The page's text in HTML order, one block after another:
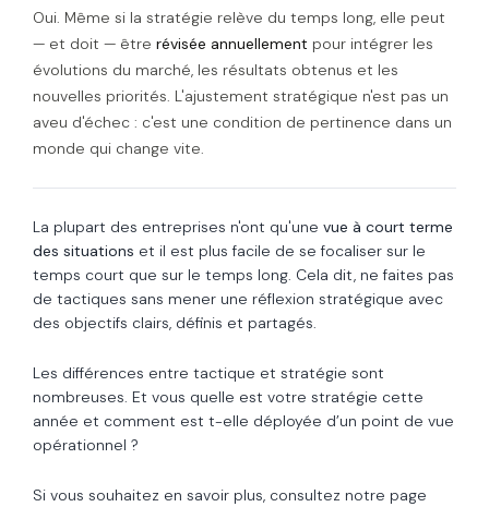
Oui. Même si la stratégie relève du temps long, elle peut
— et doit — être révisée annuellement pour intégrer les
évolutions du marché, les résultats obtenus et les
nouvelles priorités. L'ajustement stratégique n'est pas un
aveu d'échec : c'est une condition de pertinence dans un
monde qui change vite.
La plupart des entreprises n'ont qu'une vue à court terme
des situations et il est plus facile de se focaliser sur le
temps court que sur le temps long. Cela dit, ne faites pas
de tactiques sans mener une réflexion stratégique avec
des objectifs clairs, définis et partagés.
Les différences entre tactique et stratégie sont
nombreuses. Et vous quelle est votre stratégie cette
année et comment est t-elle déployée d’un point de vue
opérationnel ?
Si vous souhaitez en savoir plus, consultez notre page